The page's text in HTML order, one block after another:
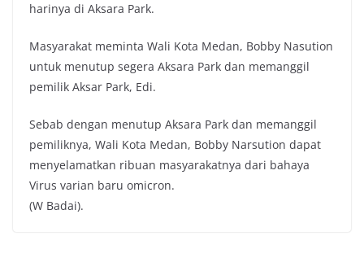
harinya di Aksara Park.
Masyarakat meminta Wali Kota Medan, Bobby Nasution
untuk menutup segera Aksara Park dan memanggil
pemilik Aksar Park, Edi.
Sebab dengan menutup Aksara Park dan memanggil
pemiliknya, Wali Kota Medan, Bobby Narsution dapat
menyelamatkan ribuan masyarakatnya dari bahaya
Virus varian baru omicron.
(W Badai).